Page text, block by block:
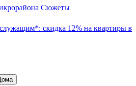
Сюжеты
скидка 12% на квартиры в